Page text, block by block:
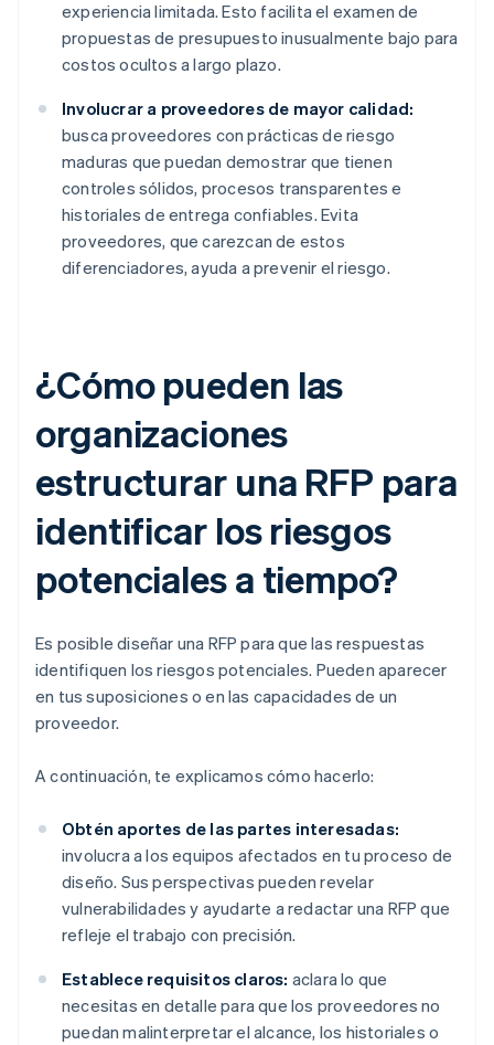
experiencia limitada. Esto facilita el examen de
propuestas de presupuesto inusualmente bajo para
costos ocultos a largo plazo.
Involucrar a proveedores de mayor calidad:
busca proveedores con prácticas de riesgo
maduras que puedan demostrar que tienen
controles sólidos, procesos transparentes e
historiales de entrega confiables. Evita
proveedores, que carezcan de estos
diferenciadores, ayuda a prevenir el riesgo.
¿Cómo pueden las
organizaciones
estructurar una RFP para
identificar los riesgos
potenciales a tiempo?
Es posible diseñar una RFP para que las respuestas
identifiquen los riesgos potenciales. Pueden aparecer
en tus suposiciones o en las capacidades de un
proveedor.
A continuación, te explicamos cómo hacerlo:
Obtén aportes de las partes interesadas:
involucra a los equipos afectados en tu proceso de
diseño. Sus perspectivas pueden revelar
vulnerabilidades y ayudarte a redactar una RFP que
refleje el trabajo con precisión.
Establece requisitos claros: aclara lo que
necesitas en detalle para que los proveedores no
puedan malinterpretar el alcance, los historiales o